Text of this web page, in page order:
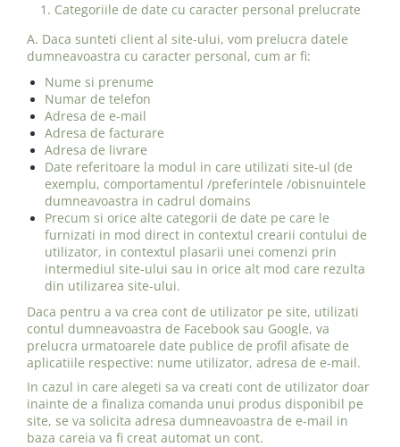
1. Categoriile de date cu caracter personal prelucrate
A. Daca sunteti client al site-ului, vom prelucra datele
dumneavoastra cu caracter personal, cum ar fi:
Nume si prenume
Numar de telefon
Adresa de e-mail
Adresa de facturare
Adresa de livrare
Date referitoare la modul in care utilizati site-ul (de
exemplu, comportamentul /preferintele /obisnuintele
dumneavoastra in cadrul domains
Precum si orice alte categorii de date pe care le
furnizati in mod direct in contextul crearii contului de
utilizator, in contextul plasarii unei comenzi prin
intermediul site-ului sau in orice alt mod care rezulta
din utilizarea site-ului.
Daca pentru a va crea cont de utilizator pe site, utilizati
contul dumneavoastra de Facebook sau Google, va
prelucra urmatoarele date publice de profil afisate de
aplicatiile respective: nume utilizator, adresa de e-mail.
In cazul in care alegeti sa va creati cont de utilizator doar
inainte de a finaliza comanda unui produs disponibil pe
site, se va solicita adresa dumneavoastra de e-mail in
baza careia va fi creat automat un cont.